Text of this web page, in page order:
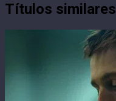
Títulos similares